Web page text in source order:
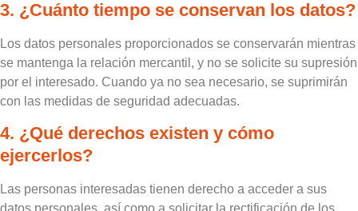
3. ¿Cuánto tiempo se conservan los datos?
Los datos personales proporcionados se conservarán mientras
se mantenga la relación mercantil, y no se solicite su supresión
por el interesado. Cuando ya no sea necesario, se suprimirán
con las medidas de seguridad adecuadas.
4. ¿Qué derechos existen y cómo
ejercerlos?
Las personas interesadas tienen derecho a acceder a sus